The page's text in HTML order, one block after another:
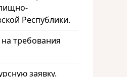
Республики.
требования
заявку.